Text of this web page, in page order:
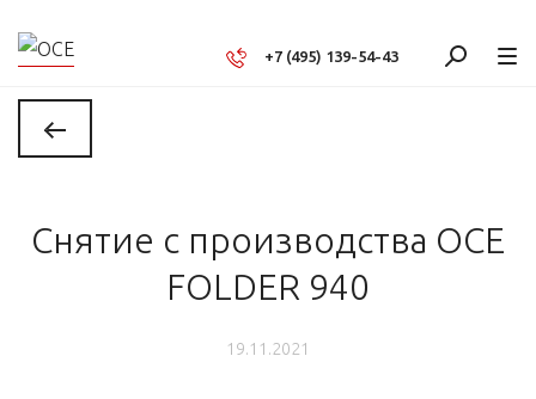
+7 (495) 139-54-43
Снятие с производства OCE
FOLDER 940
19.11.2021